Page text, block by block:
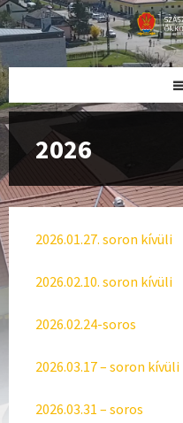
2026
2026.01.27. soron kívüli
2026.02.10. soron kívüli
2026.02.24-soros
2026.03.17 – soron kívüli
2026.03.31 – soros